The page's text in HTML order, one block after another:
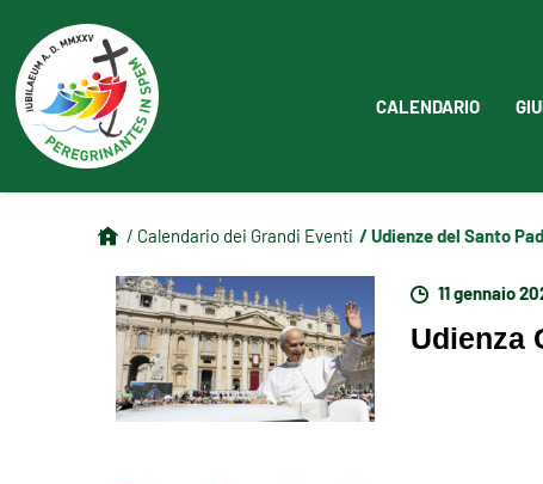
CALENDARIO
/ Calendario dei Grandi Eventi / Udienze del Santo
11 gennaio
Udienza